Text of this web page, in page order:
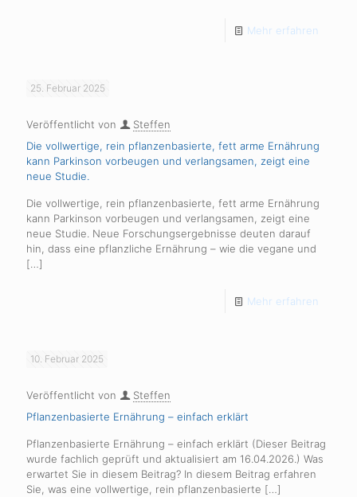
Mehr erfahren
25. Februar 2025
Veröffentlicht von
Steffen
Die vollwertige, rein pflanzenbasierte, fett arme Ernährung
kann Parkinson vorbeugen und verlangsamen, zeigt eine
neue Studie.
Die vollwertige, rein pflanzenbasierte, fett arme Ernährung
kann Parkinson vorbeugen und verlangsamen, zeigt eine
neue Studie. Neue Forschungsergebnisse deuten darauf
hin, dass eine pflanzliche Ernährung – wie die vegane und
[…]
Mehr erfahren
10. Februar 2025
Veröffentlicht von
Steffen
Pflanzenbasierte Ernährung – einfach erklärt
Pflanzenbasierte Ernährung – einfach erklärt (Dieser Beitrag
wurde fachlich geprüft und aktualisiert am 16.04.2026.) Was
erwartet Sie in diesem Beitrag? In diesem Beitrag erfahren
Sie, was eine vollwertige, rein pflanzenbasierte […]